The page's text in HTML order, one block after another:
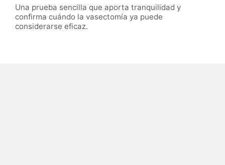
Una prueba sencilla que aporta tranquilidad y
confirma cuándo la vasectomía ya puede
considerarse eficaz.